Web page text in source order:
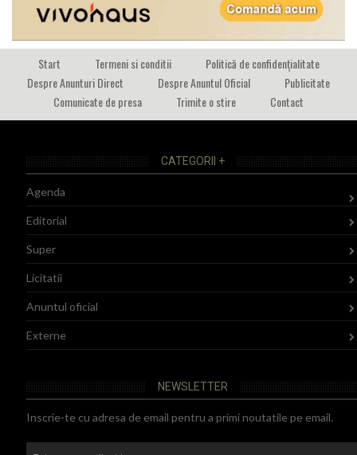
Start Termeni si conditii
Politică de confidențialitate
Despre Anunturi Direct
Despre Anuntul Oficial
Publicitate
Comunicate de presa
Trimite o stire Contact
CATEGORII +
Agenda
Editorial
Super
Licitatii
Anuntul oficial
Externe
NEWSLETTER
Inscrie-te cu adresa de email pentru a primi noutatile pe email.